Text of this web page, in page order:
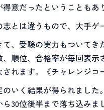
意だったということもあ
とは違うもので、大手
、受験の実力もついて
順位、合格率が毎回表
れます。《チャレンジコ
のいく結果が得られまし
30位後半まで落ち込み